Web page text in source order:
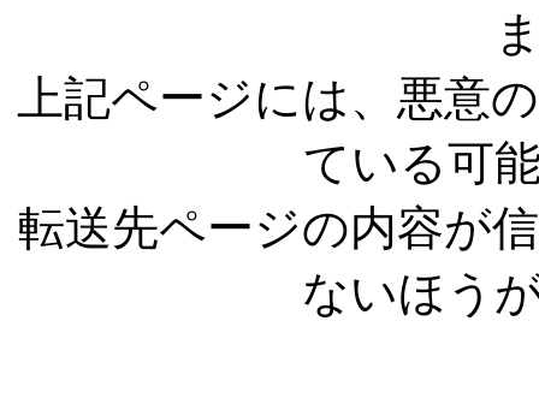
上記ページには、悪意
ている可
転送先ページの内容が
ないほう